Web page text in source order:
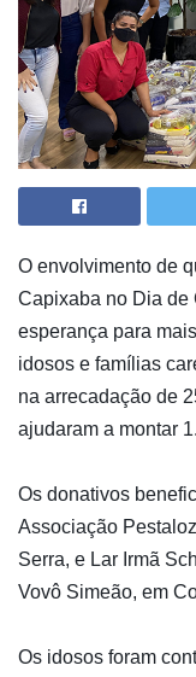
O envolvimento de
Capixaba no Dia de
esperança para
idosos e famílias
na arrecadação de
ajudaram a montar
Os donativos
Associação
Serra, e Lar Irmã
Vovô Simeão, em
Os idosos foram